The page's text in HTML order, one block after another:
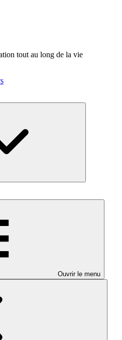
tout au long de la vie
Ouvrir le menu